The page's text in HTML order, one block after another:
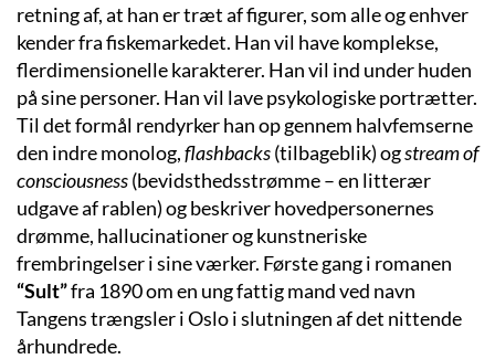
retning af, at han er træt af figurer, som alle og enhver
kender fra fiskemarkedet. Han vil have komplekse,
flerdimensionelle karakterer. Han vil ind under huden
på sine personer. Han vil lave psykologiske portrætter.
Til det formål rendyrker han op gennem halvfemserne
den indre monolog,flashbacks(tilbageblik) ogstream of
consciousness(bevidsthedsstrømme – en litterær
udgave af rablen) og beskriver hovedpersonernes
drømme, hallucinationer og kunstneriske
frembringelser i sine værker. Første gang i romanen
“Sult”fra 1890 om en ung fattig mand ved navn
Tangens trængsler i Oslo i slutningen af det nittende
århundrede.